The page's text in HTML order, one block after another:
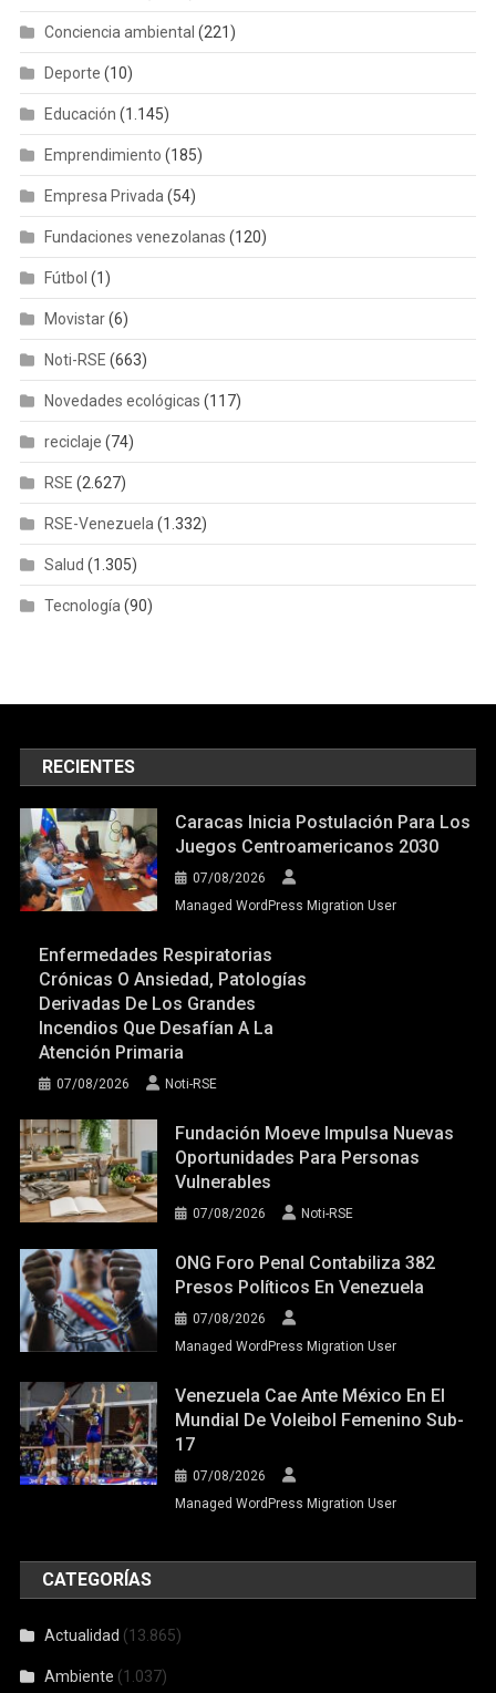
Conciencia ambiental (221)
Deporte (10)
Educación (1.145)
Emprendimiento (185)
Empresa Privada(54)
Fundaciones venezolanas (120)
Fútbol (1)
Movistar(6)
Noti-RSE (663)
Novedades ecológicas (117)
reciclaje (74)
RSE (2.627)
RSE-Venezuela(1.332)
Salud (1.305)
Tecnología(90)
RECIENTES
Caracas Inicia Postulación Para Los
Juegos Centroamericanos 2030
07/08/2026
Managed WordPress Migration User
Enfermedades Respiratorias
Crónicas O Ansiedad, Patologías
Derivadas De Los Grandes
Incendios Que Desafían A La
Atención Primaria
07/08/2026 Noti-RSE
Fundación Moeve Impulsa Nuevas
Oportunidades Para Personas
Vulnerables
07/08/2026 Noti-RSE
ONG Foro Penal Contabiliza 382
Presos Políticos En Venezuela
07/08/2026
Managed WordPress Migration User
Venezuela Cae Ante México En El
Mundial De Voleibol Femenino Sub-
17
07/08/2026
Managed WordPress Migration User
CATEGORÍAS
Actualidad (13.865)
Ambiente (1.037)